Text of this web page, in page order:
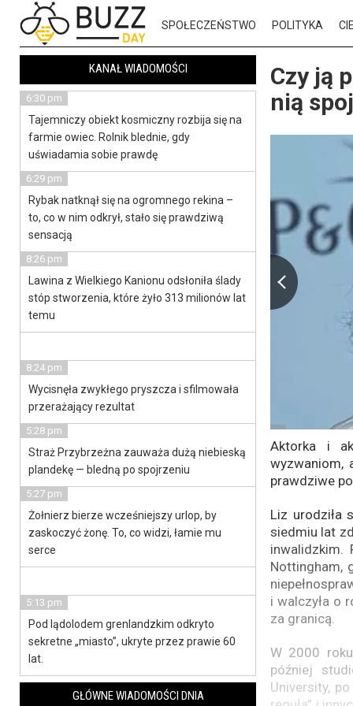
SPOŁECZEŃSTWO POLITYKA
Czy ją
nią
Aktorka i
wyzwaniom,
prawdziwe
Liz urodziła
siedmiu lat
inwalidzkim.
Nottingham,
i walczyła o
za granicą.
W 2000
później
University,
KANAŁ WIADOMOŚCI
6:30 pm
Tajemniczy obiekt kosmiczny rozbija się na
farmie owiec. Rolnik blednie, gdy
uświadamia sobie prawdę
6:29 pm
Rybak natknął się na ogromnego rekina –
to, co w nim odkrył, stało się prawdziwą
sensacją
8:26 pm
Lawina z Wielkiego Kanionu odsłoniła ślady
stóp stworzenia, które żyło 313 milionów lat
temu
8:24 pm
Wycisnęła zwykłego pryszcza i sfilmowała
przerażający rezultat
5:28 pm
Straż Przybrzeżna zauważa dużą niebieską
plandekę — bledną po spojrzeniu
5:27 pm
Żołnierz bierze wcześniejszy urlop, by
zaskoczyć żonę. To, co widzi, łamie mu
serce
5:13 pm
Pod lądolodem grenlandzkim odkryto
sekretne „miasto”, ukryte przez prawie 60
lat.
GŁÓWNE WIADOMOŚCI DNIA